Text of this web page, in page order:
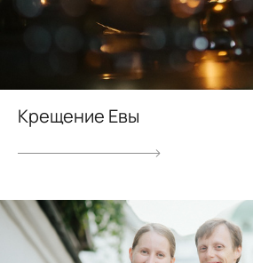
Крещение Евы